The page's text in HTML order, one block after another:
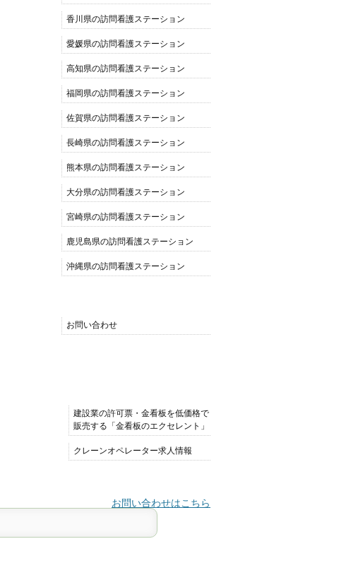
香川県の訪問看護ステーション
愛媛県の訪問看護ステーション
高知県の訪問看護ステーション
福岡県の訪問看護ステーション
佐賀県の訪問看護ステーション
長崎県の訪問看護ステーション
熊本県の訪問看護ステーション
大分県の訪問看護ステーション
宮崎県の訪問看護ステーション
鹿児島県の訪問看護ステーション
沖縄県の訪問看護ステーション
お問い合わせ
建設業の許可票・金看板を低価格で
販売する「金看板のエクセレント」
クレーンオペレーター求人情報
お問い合わせはこちら